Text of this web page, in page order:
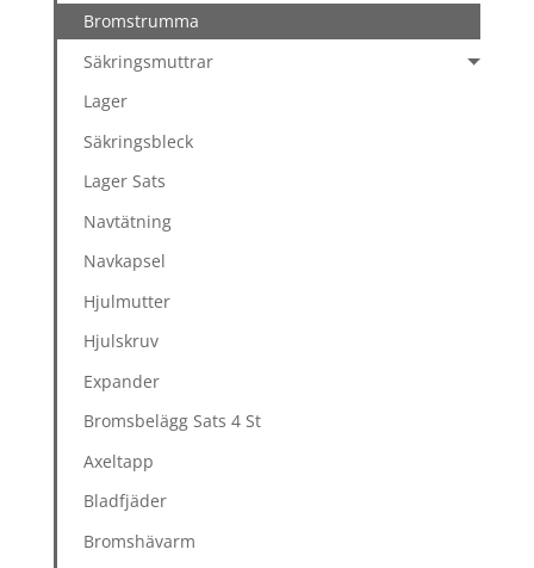
Bromstrumma
Säkringsmuttrar
Lager
Säkringsbleck
Lager Sats
Navtätning
Navkapsel
Hjulmutter
Hjulskruv
Expander
Bromsbelägg Sats 4 St
Axeltapp
Bladfjäder
Bromshävarm